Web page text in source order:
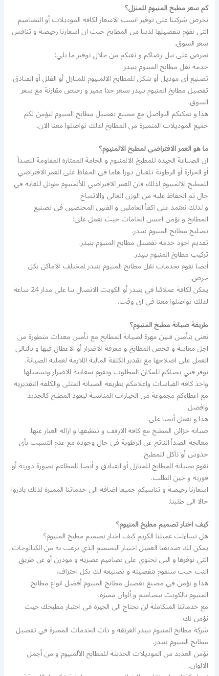
كم سعر مطبخ المنيوم للمنزل؟
تحرص شركتنا على توفير انسب الاسعار لكافة الموديلات أو التصاميم
التي نقوم بتفصيلها لدينا من المطابخ حيث ان اسعارنا رخيصة و تنافس
سعر السوق.
نحرص على نيل رضاكم و ثقتكم من خلال توفير ما يلي:
خدمة نقل مطابخ المنيوم بنيدر.
تصنيع أي موديل أو شكل للمطابخ الالمنيوم للمنازل أو الفلل أو الفنادق.
تفصيل مطابخ المنيوم بنيدر بسعر جدا مميز و رخيص مقارنة مع سعر
السوق.
هذا و يمكنكم التواصل مع مصنع تفصيل مطابخ المنيوم لنؤمن لكم
جميع الموديلات المتميزة من المطابخ لذلك تواصلوا معنا الان.
ما هو العمر الافتراضي لمطبخ الالمنيوم؟
ان الصناعة الجيدة للمطبخ الالمنيوم و الخامة الممتازة المقاومة للصدأ
أو الحرارة أو الرطوبة تلعبان دورا هاما في الحفاظ على العمر الافتراضي
للمطبخ الالمنيوم لذلك فان العمر الافتراضي للألمنيوم طويل للغاية في
حال تم الحفاظ عليه من الوزن العالي والاتساخ
و لذلك نعتمد على اكفأ العاملين و الفنين المختصين في تصنيع
المطابخ و نؤمن احسن الخامات حيث نعمل على:
تصليح مطابخ المنيوم بنيدر.
تقديم اجود خدمة تفصيل مطابخ المنيوم بنيدر.
تركيب مطابخ المنيوم بنيدر.
أيضا نقوم بخدمات نقل مطابخ المنيوم بنيدر لمختلف الاماكن بكل
حرص.
يمكن لكافة عملائنا في بنيدر أو الكويت الاتصال بنا على مدار 24 ساعة
لذلك تواصلوا معنا في اي وقت.
طريقة صيانة مطبخ المنيوم؟
نعنى بتأمين فنين مهرة لصيانة المطابخ مع تأمين معدات متطورة من
اجل معاينة و فحص المطابخ و معرفة الاضرار أو الاعطال فيها و بالتالي
العمل على اصلاحها مع تقدير الكلفة المالية اللازمة لعملية الصيانة.
نوفر فني يصلكم للمكان المطلوب ويقوم بمعاينة الاضرار وتسجيلها
واخذ كافة القياسات واعلامكم بطريقة الصيانة المثلى والكلفة التقديرية
مع اعطاءكم مجموعة من الخيارات المناسبة ليعود المطبخ كالجديد
وافضل
هذا و نعمل أيضا على:
صيانة خزائن المطبخ مع كافة الارفف و تنظيفها و ازالة الغبار عنها.
معالجة الصدأ الناتج عن الرطوبة في حال وجوده مع عدم التسبب بأي
خدوش أو تآكل للمطبخ.
نقوم بصيانة المطابخ للمنازل أو الفنادق و أيضا للمطاعم بصورة دورية أو
فورية و حين الطلب.
اسعارنا رخيصة و تناسبكم جميعا اضافة الى خدماتنا المميزة لذلك بادروا
حالا الى طلبنا.
كيف اختار تصميم مطبخ المنيوم؟
هل تساءلت عميلنا الكريم كيف اختار تصميم مطبخ المنيوم؟
يمكن لك صديقنا العميل اختيار التصميم الذي ترغب به من الكتالوجات
التي نوفرها و التي تحتوي على تصاميم عصرية و مودرن أو عن طريق
النت حيث سنقوم بتفصيله و تصنيعه لك بكل احتراف.
هذا و نؤمن في مصنع تفصيل مطابخ المنيوم أفضل انواع مطابخ
المنيوم بالكويت بتصاميم و ألوان مميزة.
مع خدماتنا المتكاملة لن تحتاج الى الحيرة في اختيار مطبخك حيث
نؤمن لك:
شركة مطابخ المنيوم بنيدر العريقة و ذات الخدمات المميزة في تفصيل
مطابخ المنيوم بنيدر.
نؤمن العديد من الموديلات الحديثة للمطابخ الألمنيوم و من أجمل
الالوان.